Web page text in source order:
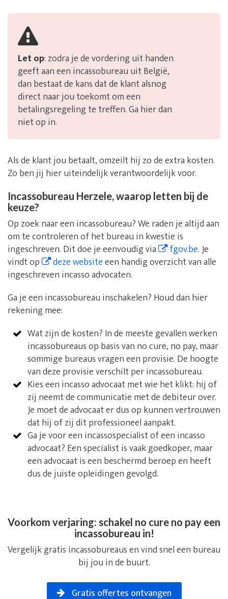
Let op: zodra je de vordering uit handen
geeft aan een incassobureau uit België,
dan bestaat de kans dat de klant alsnog
direct naar jou toekomt om een
betalingsregeling te treffen. Ga hier dan
niet op in.
Als de klant jou betaalt, omzeilt hij zo de extra kosten.
Zo ben jij hier uiteindelijk verantwoordelijk voor.
Incassobureau Herzele, waarop letten bij de
keuze?
Op zoek naar een incassobureau? We raden je altijd aan
om te controleren of het bureau in kwestie is
ingeschreven. Dit doe je eenvoudig via
fgov.be. Je
vindt op
deze websiteeen handig overzicht van alle
ingeschreven incasso advocaten.
Ga je een incassobureau inschakelen? Houd dan hier
rekening mee:
Wat zijn de kosten? In de meeste gevallen werken
incassobureaus op basis van no cure, no pay, maar
sommige bureaus vragen een provisie. De hoogte
van deze provisie verschilt per incassobureau.
Kies een incasso advocaat met wie het klikt: hij of
zij neemt de communicatie met de debiteur over.
Je moet de advocaat er dus op kunnen vertrouwen
dat hij of zij dit professioneel aanpakt.
Ga je voor een incassospecialist of een incasso
advocaat? Een specialist is vaak goedkoper, maar
een advocaat is een beschermd beroep en heeft
dus de juiste opleidingen gevolgd.
Voorkom verjaring: schakel no cure no pay een
incassobureau in!
Vergelijk gratis incassobureaus en vind snel een bureau
bij jou in de buurt.
Gratis offertes ontvangen